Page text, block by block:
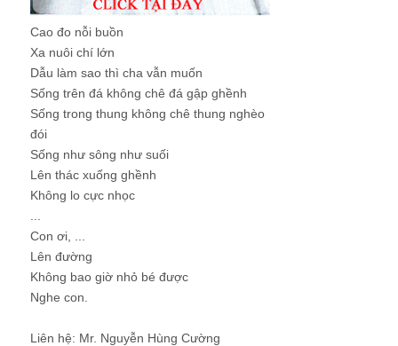
Cao đo nỗi buồn
Xa nuôi chí lớn
Dẫu làm sao thì cha vẫn muốn
Sống trên đá không chê đá gập ghềnh
Sống trong thung không chê thung nghèo
đói
Sống như sông như suối
Lên thác xuống ghềnh
Không lo cực nhọc
Con ơi, ...
Lên đường
Không bao giờ nhỏ bé được
Nghe con.
Liên hệ: Mr. Nguyễn Hùng Cường